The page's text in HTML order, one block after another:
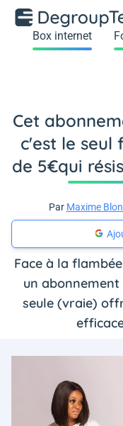
Box internet
Cet
c'est le
de 5€qui
Par Maxime
Face à la
un abonnement
seule (vraie)